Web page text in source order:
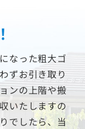
なった粗大ゴ
ずお引き取り
ンの上階や搬
いたしますの
でしたら、当